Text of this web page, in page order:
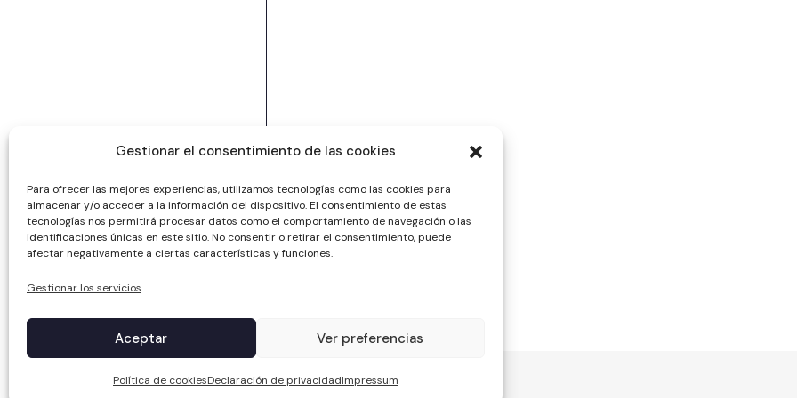
Gestionar el consentimiento de las cookies
Para ofrecer las mejores experiencias, utilizamos tecnologías como las cookies para
almacenar y/o acceder a la información del dispositivo. El consentimiento de estas
tecnologías nos permitirá procesar datos como el comportamiento de navegación o las
identificaciones únicas en este sitio. No consentir o retirar el consentimiento, puede
afectar negativamente a ciertas características y funciones.
Gestionar los servicios
Aceptar Ver preferencias
Política de cookiesDeclaración de privacidadImpressum